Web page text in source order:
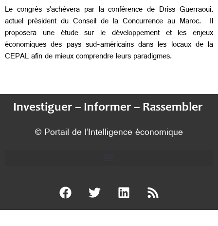
Le congrès s’achèvera par la conférence de Driss Guerraoui,
actuel président du Conseil de la Concurrence au Maroc. Il
proposera une étude sur le développement et les enjeux
économiques des pays sud-américains dans les locaux de la
CEPAL afin de mieux comprendre leurs paradigmes.
Investiguer – Informer – Rassembler
© Portail de l’Intelligence économique